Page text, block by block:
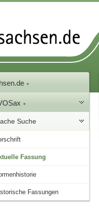
Suche
Fassung
Fassungen